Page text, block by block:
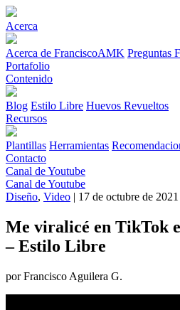
Acerca
Acerca de FranciscoAMK Preguntas
Portafolio
Contenido
Blog Estilo Libre Huevos Revueltos
Recursos
Plantillas Herramientas
Contacto
Canal de Youtube
Canal de Youtube
Diseño, Video | 17 de octubre de 2021
Me viralicé en TikTok
– Estilo Libre
por Francisco Aguilera G.